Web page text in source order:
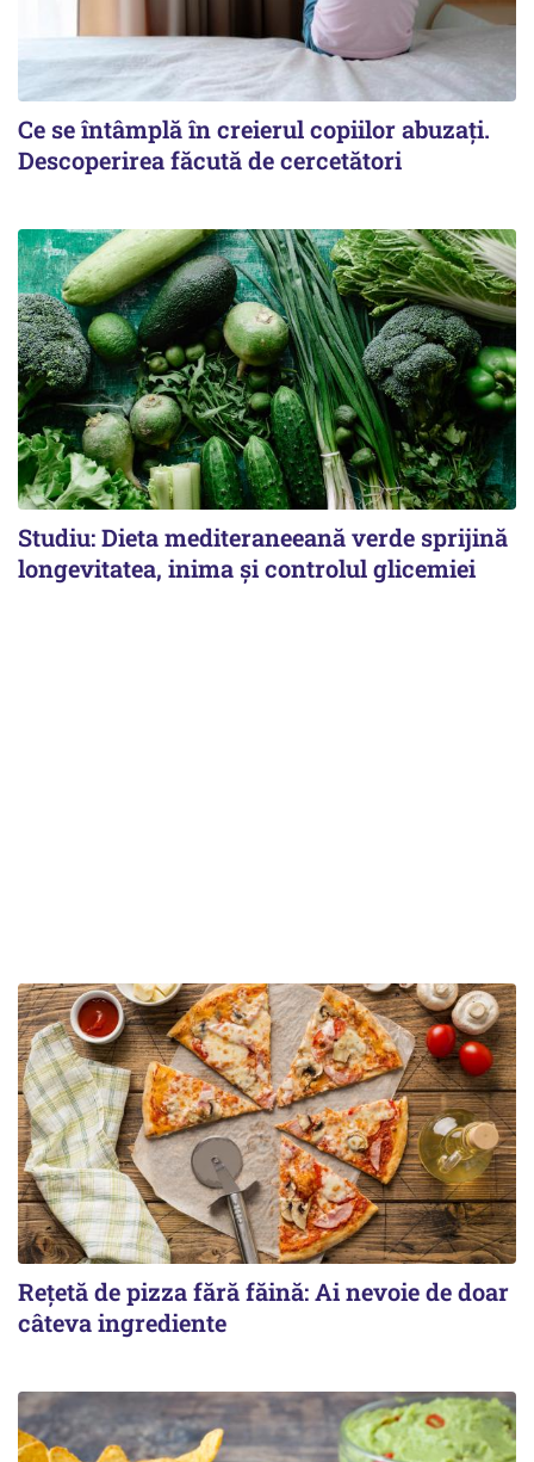
Ce se întâmplă în creierul copiilor abuzați.
Descoperirea făcută de cercetători
Studiu: Dieta mediteraneeană verde sprijină
longevitatea, inima și controlul glicemiei
Rețetă de pizza fără făină: Ai nevoie de doar
câteva ingrediente